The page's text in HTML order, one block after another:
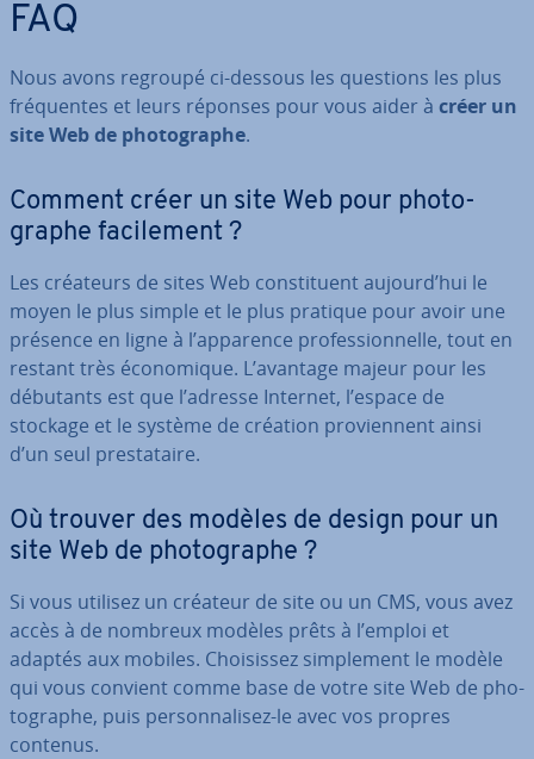
FAQ
Nous avons regroupé ci-dessous les questions les plus
fré­quentes et leurs réponses pour vous aider à créer un
site Web de pho­to­graphe.
Comment créer un site Web pour pho­to­
graphe fa­ci­le­ment ?
Les créateurs de sites Web cons­ti­tuent aujourd’hui le
moyen le plus simple et le plus pratique pour avoir une
présence en ligne à l’apparence pro­fes­sion­nelle, tout en
restant très éco­no­mique. L’avantage majeur pour les
débutants est que l’adresse Internet, l’espace de
stockage et le système de création pro­vien­nent ainsi
d’un seul pres­ta­taire.
Où trouver des modèles de design pour un
site Web de pho­to­graphe ?
Si vous utilisez un créateur de site ou un CMS, vous avez
accès à de nombreux modèles prêts à l’emploi et
adaptés aux mobiles. Choi­sis­sez sim­ple­ment le modèle
qui vous convient comme base de votre site Web de pho­
to­graphe, puis per­son­na­li­sez-le avec vos propres
contenus.